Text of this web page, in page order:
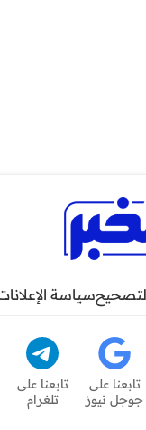
سياسة
تابعنا على
جوجل نيوز
تابعنا على
تلغرام